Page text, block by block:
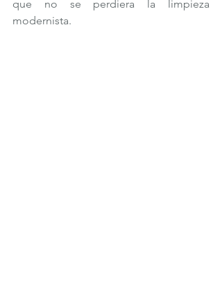
que no se perdiera la limpieza
modernista.